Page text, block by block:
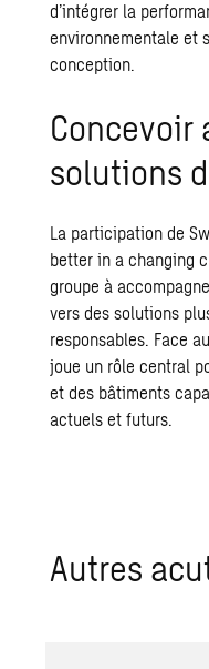
d’intégrer la
environnementale et
conception.
Concevoir
solutions
La participation de
better in a changing
groupe à
vers des solutions
responsables. Face
joue un rôle central
et des bâtiments
actuels et futurs.
Autres